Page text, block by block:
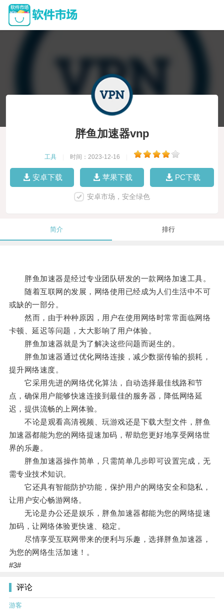
胖鱼加速器vnp
工具 时间：2023-12-16
安卓下载 苹果下载 PC下载
安卓市场，安全绿色
简介 排行
胖鱼加速器是经过专业团队研发的一款网络加速工具。
随着互联网的发展，网络使用已经成为人们生活中不可
或缺的一部分。
然而，由于种种原因，用户在使用网络时常常面临网络
卡顿、延迟等问题，大大影响了用户体验。
胖鱼加速器就是为了解决这些问题而诞生的。
胖鱼加速器通过优化网络连接，减少数据传输的损耗，
提升网络速度。
它采用先进的网络优化算法，自动选择最佳线路和节
点，确保用户能够快速连接到最佳的服务器，降低网络延
迟，提供流畅的上网体验。
不论是观看高清视频、玩游戏还是下载大型文件，胖鱼
加速器都能为您的网络提速加码，帮助您更好地享受网络世
界的乐趣。
胖鱼加速器操作简单，只需简单几步即可设置完成，无
需专业技术知识。
它还具有智能防护功能，保护用户的网络安全和隐私，
让用户安心畅游网络。
无论是办公还是娱乐，胖鱼加速器都能为您的网络提速
加码，让网络体验更快速、稳定。
尽情享受互联网带来的便利与乐趣，选择胖鱼加速器，
为您的网络生活加速！。
#3#
评论
游客